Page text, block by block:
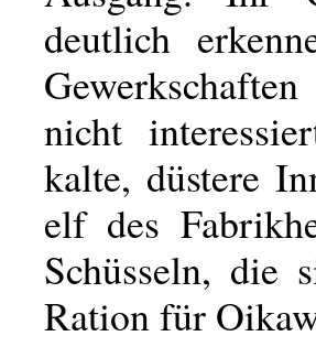
deutlich
nicht
kalte, düstere
elf des
Schüsseln, die
Ration für